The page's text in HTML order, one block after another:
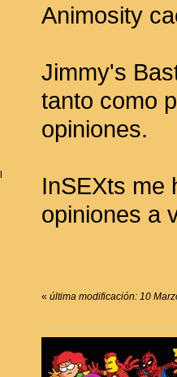
Animosity
Jimmy's
tanto como
opiniones.
InSEXts me
opiniones a
«última modificación: 10